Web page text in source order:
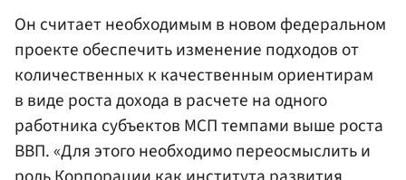
Он считает необходимым в новом федеральном
проекте обеспечить изменение подходов от
количественных к качественным ориентирам
в виде роста дохода в расчете на одного
работника субъектов МСП темпами выше роста
ВВП. «Для этого необходимо переосмыслить и